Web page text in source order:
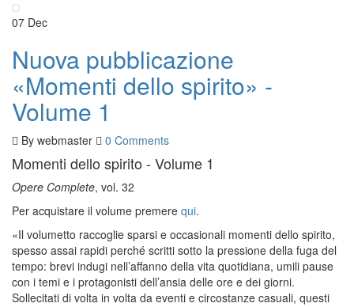
07 Dec
Nuova pubblicazione
«Momenti dello spirito» -
Volume 1
By webmaster 0 Comments
Momenti dello spirito - Volume 1
Opere Complete, vol. 32
Per acquistare il volume premere qui.
«Il volumetto raccoglie sparsi e occasionali momenti dello spirito,
spesso assai rapidi perché scritti sotto la pressione della fuga del
tempo: brevi indugi nell’affanno della vita quotidiana, umili pause
con i temi e i protagonisti dell’ansia delle ore e dei giorni.
Sollecitati di volta in volta da eventi e circostanze casuali, questi